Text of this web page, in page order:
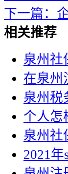
下一篇：
相关推荐
泉州社
在泉州
泉州税
个人怎
泉州社
2021